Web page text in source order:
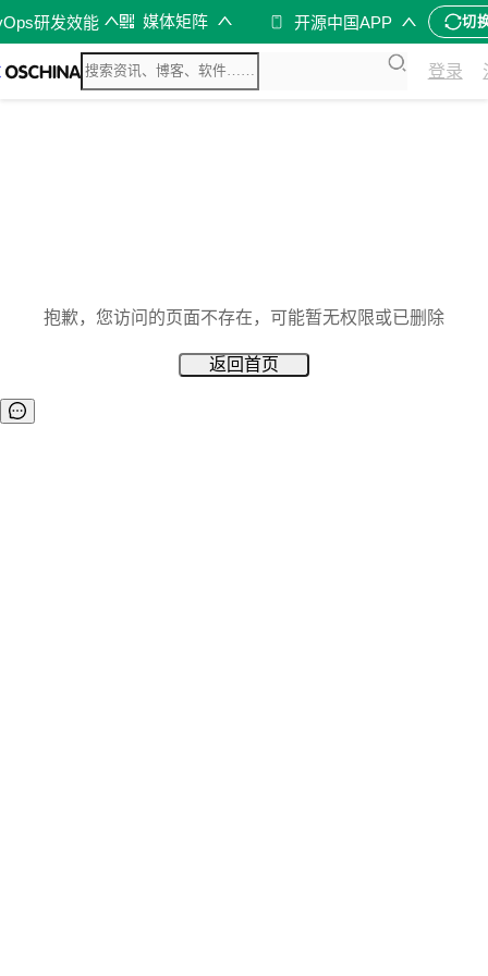
研发效能 媒体矩阵 开源中国APP 切
登录
抱歉，您访问的页面不存在，可能暂无权限或已删除
返回首页